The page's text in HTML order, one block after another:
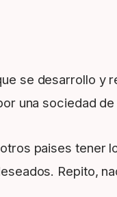
se desarrollo
una sociedad
paises tener
Repito,